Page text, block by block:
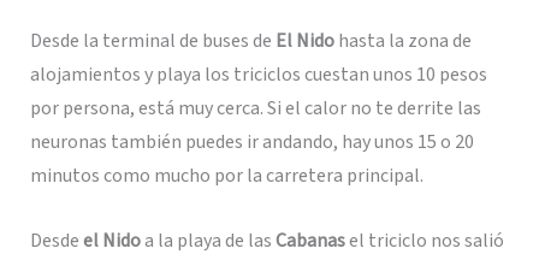
Desde la terminal de buses de El Nidohasta la zona de
alojamientos y playa los triciclos cuestan unos 10 pesos
por persona, está muy cerca. Si el calor no te derrite las
neuronas también puedes ir andando, hay unos 15 o 20
minutos como mucho por la carretera principal.
Desdeel Nidoa la playa de lasCabanasel triciclo nos salió